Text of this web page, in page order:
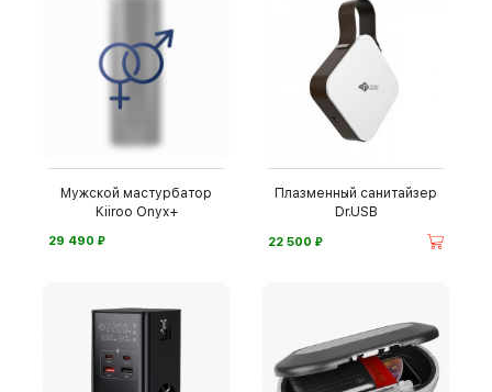
Мужской мастурбатор
Kiiroo Onyx+
29 490 ⃏
Плазменный санитайзер
Dr.USB
22 500 ⃏